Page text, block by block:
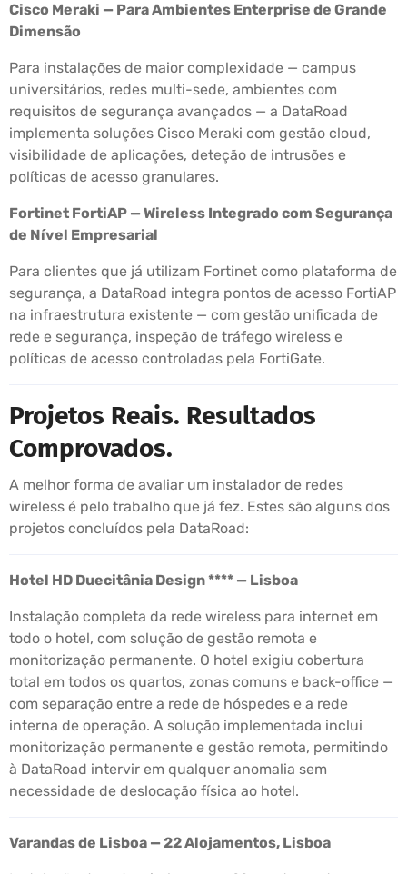
Cisco Meraki — Para Ambientes Enterprise de Grande
Dimensão
Para instalações de maior complexidade — campus
universitários, redes multi-sede, ambientes com
requisitos de segurança avançados — a DataRoad
implementa soluções Cisco Meraki com gestão cloud,
visibilidade de aplicações, deteção de intrusões e
políticas de acesso granulares.
Fortinet FortiAP — Wireless Integrado com Segurança
de Nível Empresarial
Para clientes que já utilizam Fortinet como plataforma de
segurança, a DataRoad integra pontos de acesso FortiAP
na infraestrutura existente — com gestão unificada de
rede e segurança, inspeção de tráfego wireless e
políticas de acesso controladas pela FortiGate.
Projetos Reais. Resultados
Comprovados.
A melhor forma de avaliar um instalador de redes
wireless é pelo trabalho que já fez. Estes são alguns dos
projetos concluídos pela DataRoad:
Hotel HD Duecitânia Design **** — Lisboa
Instalação completa da rede wireless para internet em
todo o hotel, com solução de gestão remota e
monitorização permanente. O hotel exigiu cobertura
total em todos os quartos, zonas comuns e back-office —
com separação entre a rede de hóspedes e a rede
interna de operação. A solução implementada inclui
monitorização permanente e gestão remota, permitindo
à DataRoad intervir em qualquer anomalia sem
necessidade de deslocação física ao hotel.
Varandas de Lisboa — 22 Alojamentos, Lisboa